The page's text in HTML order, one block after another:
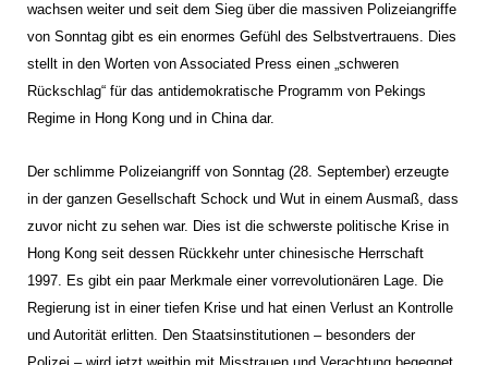
wachsen weiter und seit dem Sieg über die massiven Polizeiangriffe
von Sonntag gibt es ein enormes Gefühl des Selbstvertrauens. Dies
stellt in den Worten von Associated Press einen „schweren
Rückschlag“ für das antidemokratische Programm von Pekings
Regime in Hong Kong und in China dar.
Der schlimme Polizeiangriff von Sonntag (28. September) erzeugte
in der ganzen Gesellschaft Schock und Wut in einem Ausmaß, dass
zuvor nicht zu sehen war. Dies ist die schwerste politische Krise in
Hong Kong seit dessen Rückkehr unter chinesische Herrschaft
1997. Es gibt ein paar Merkmale einer vorrevolutionären Lage. Die
Regierung ist in einer tiefen Krise und hat einen Verlust an Kontrolle
und Autorität erlitten. Den Staatsinstitutionen – besonders der